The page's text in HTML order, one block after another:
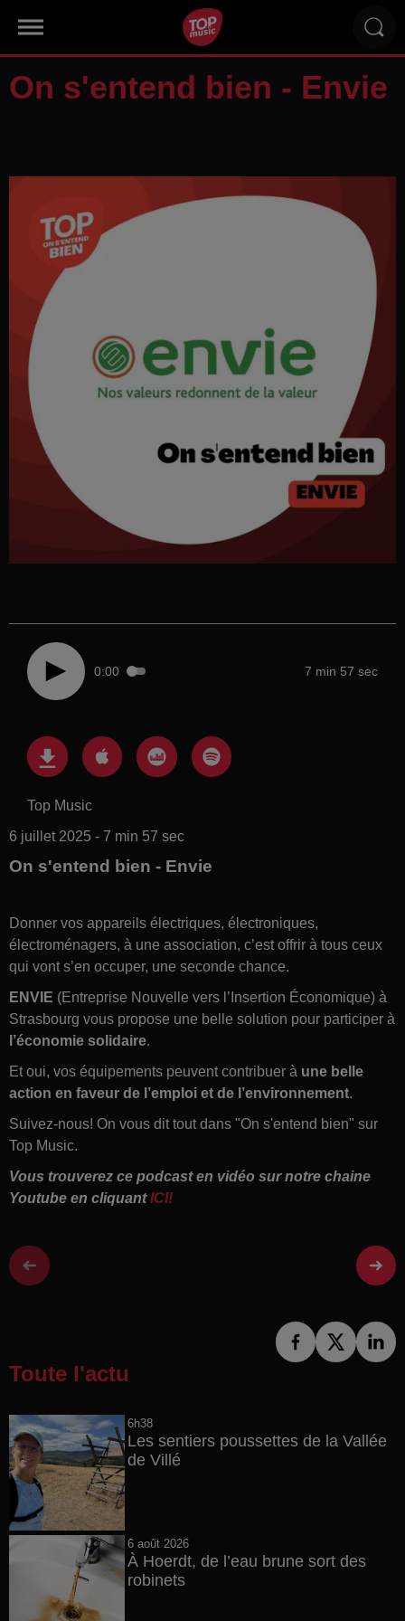
On s'entend bien - Envie
0:00 7 min 57 sec
Top Music
6 juillet 2025 - 7 min 57 sec
On s'entend bien - Envie
Donner vos appareils électriques, électroniques,
électroménagers, à une association, c’est offrir à tous ceux
qui vont s’en occuper, une seconde chance.
ENVIE (Entreprise Nouvelle vers l’Insertion Économique) à
Strasbourg vous propose une belle solution pour participer à
l’économie solidaire.
Et oui, vos équipements peuvent contribuer à une belle
action en faveur de l’emploi et de l’environnement.
Suivez-nous! On vous dit tout dans "On s'entend bien" sur
Top Music.
Vous trouverez ce podcast en vidéo sur notre chaine
Youtube en cliquantICI!
Toute l'actu
6h38
Les sentiers poussettes de la Vallée
de Villé
6 août 2026
À Hoerdt, de l’eau brune sort des
robinets